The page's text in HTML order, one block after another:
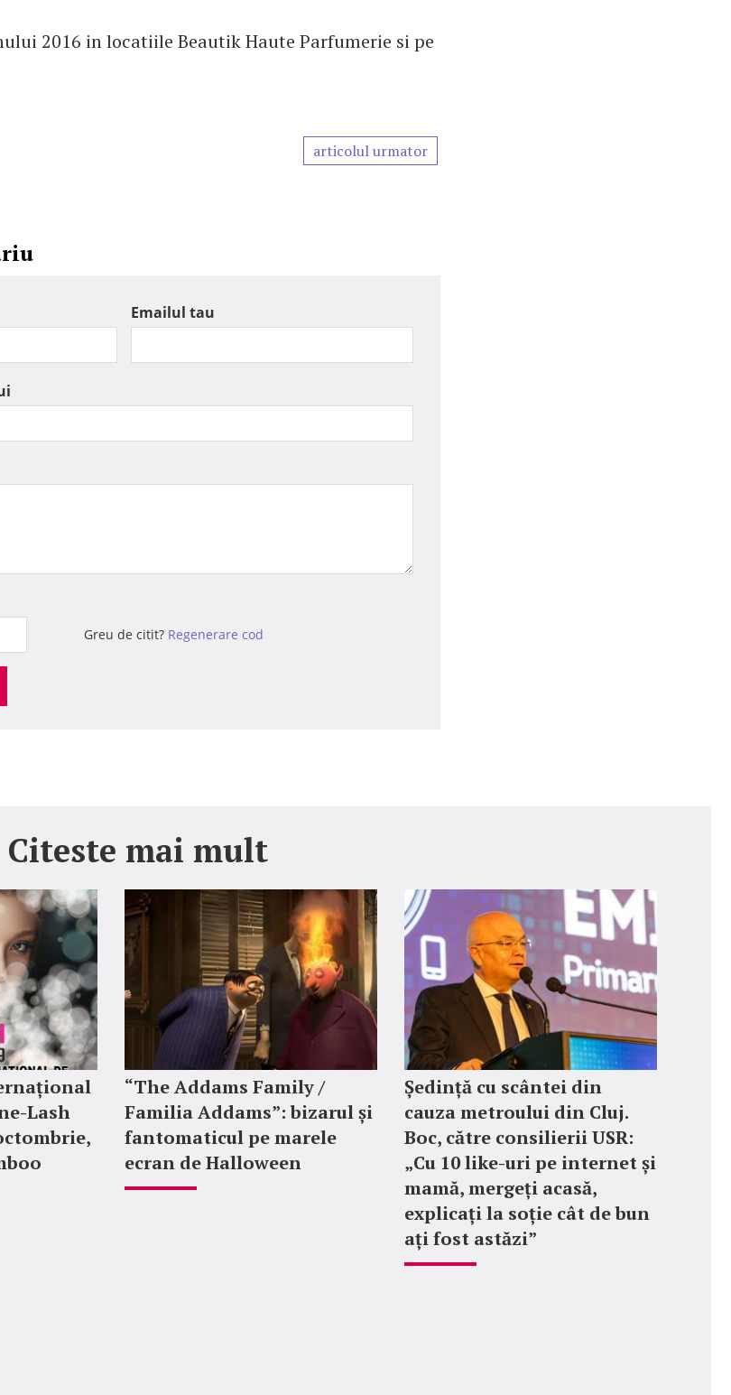
2016 in locatiile Beautik Haute Parfumerie si pe
articolul urmator
Emailul tau
Greu de citit? Regenerare cod
Citeste mai mult
Lash
“The Addams Family /
Familia Addams”: bizarul și
fantomaticul pe marele
ecran de Halloween
Ședință cu scântei din
cauza metroului din Cluj.
Boc, către consilierii USR:
„Cu 10 like-uri pe internet și
mamă, mergeți acasă,
explicați la soție cât de bun
ați fost astăzi”